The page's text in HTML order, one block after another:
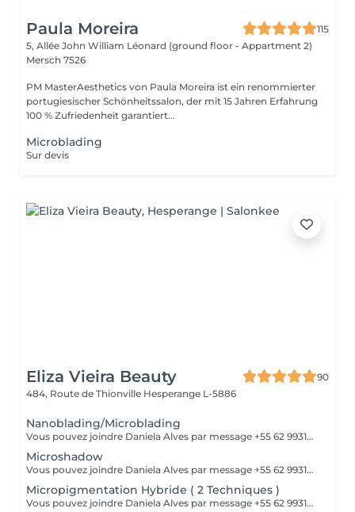
Paula Moreira
115
5, Allée John William Léonard (ground floor - Appartment 2)
Mersch 7526
PM MasterAesthetics von Paula Moreira ist ein renommierter
portugiesischer Schönheitssalon, der mit 15 Jahren Erfahrung
100 % Zufriedenheit garantiert...
Microblading
Sur devis
Eliza Vieira Beauty
90
484, Route de Thionville Hesperange L-5886
Nanoblading/Microblading
Vous pouvez joindre Daniela Alves par message +55 62 99310-0348 ou par téléphone 661898866
Microshadow
Vous pouvez joindre Daniela Alves par message +55 62 99310-0348 ou par téléphone 661898866
Micropigmentation Hybride ( 2 Techniques )
Vous pouvez joindre Daniela Alves par message +55 62 99310-0348 ou par téléphone 661898866